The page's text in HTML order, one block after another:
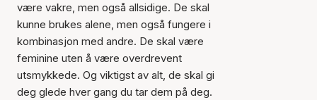
være vakre, men også allsidige. De skal
kunne brukes alene, men også fungere i
kombinasjon med andre. De skal være
feminine uten å være overdrevent
utsmykkede. Og viktigst av alt, de skal gi
deg glede hver gang du tar dem på deg.